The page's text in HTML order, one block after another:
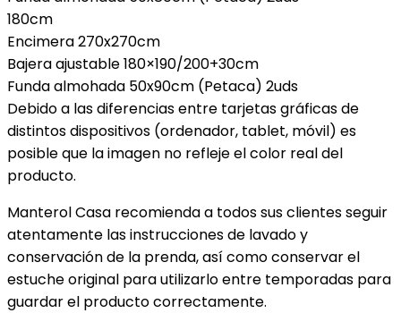
180cm
Encimera 270x270cm
Bajera ajustable 180×190/200+30cm
Funda almohada 50x90cm (Petaca) 2uds
Debido a las diferencias entre tarjetas gráficas de
distintos dispositivos (ordenador, tablet, móvil) es
posible que la imagen no refleje el color real del
producto.
Manterol Casa recomienda a todos sus clientes seguir
atentamente las instrucciones de lavado y
conservación de la prenda, así como conservar el
estuche original para utilizarlo entre temporadas para
guardar el producto correctamente.